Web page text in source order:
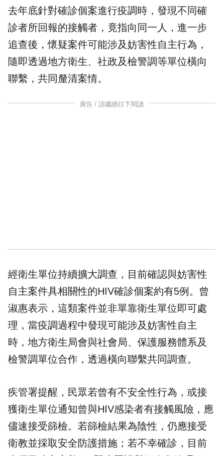
去年底針對確診個案進行疫調時，發現不同確
診者所回報的接觸者，竟指向同一人，進一步
追查後，懷疑案件可能涉及妨害性自主行為，
隨即透過地方衛生、社政及檢警調等單位橫向
聯繫，共同釐清案情。
廣告 / 請繼續往下閱讀
經衛生單位持續擴大調查，目前確認與妨害性
自主案件具相關性的HIV確診個案約有5例。曾
淑惠表示，這類案件並非單靠衛生單位即可處
理，當疫調過程中發現可能涉及妨害性自主
時，地方衛生局會與社會局、保護服務體系及
檢警調單位合作，透過橫向聯繫共同調查。
疾管署提醒，民眾若曾有不安全性行為，或接
獲衛生單位通知曾與HIV感染者有接觸風險，應
儘速接受篩檢。若篩檢結果為陰性，仍應接受
衛教並採取安全防護措施；若不幸確診，目前